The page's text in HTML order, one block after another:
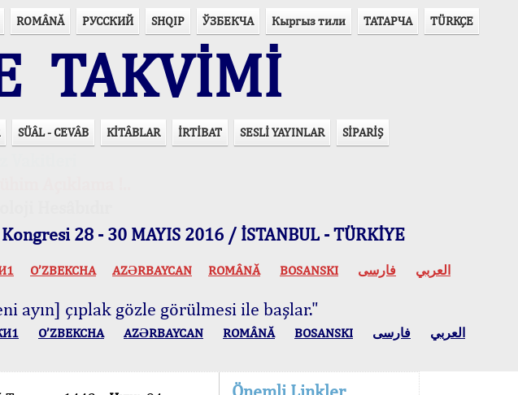
ROMÂNĂ РУССКИЙ SHQIP ЎЗБЕКЧА Кыргыз тили ТАТАРЧА TÜRKÇE
TAKVİMİ
SÜÂL - CEVÂB KİTÂBLAR İRTİBAT SESLİ YAYINLAR SİPARİŞ
28 - 30 MAYIS 2016 / İSTANBUL - TÜRKİYE
O’ZBEKCHA AZӘRBAYCAN ROMÂNĂ BOSANSKI العربي فارسی
ayın] çıplak gözle görülmesi ile başlar."
O’ZBEKCHA AZӘRBAYCAN ROMÂNĂ BOSANSKI العربي فارسی